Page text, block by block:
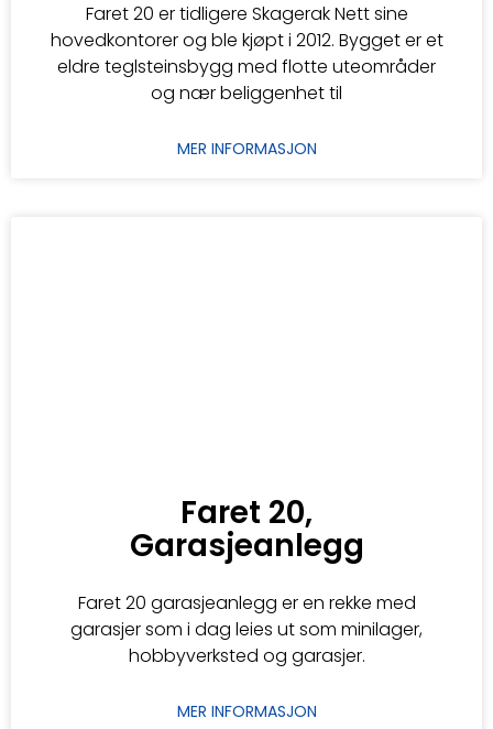
Faret 20 er tidligere Skagerak Nett sine
hovedkontorer og ble kjøpt i 2012. Bygget er et
eldre teglsteinsbygg med flotte uteområder
og nær beliggenhet til
MER INFORMASJON
Faret 20,
Garasjeanlegg
Faret 20 garasjeanlegg er en rekke med
garasjer som i dag leies ut som minilager,
hobbyverksted og garasjer.
MER INFORMASJON